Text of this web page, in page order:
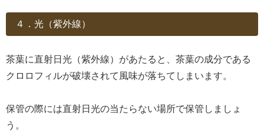
４．光（紫外線）
茶葉に直射日光（紫外線）があたると、茶葉の成分である
クロロフィルが破壊されて風味が落ちてしまいます。
保管の際には直射日光の当たらない場所で保管しましょ
う。